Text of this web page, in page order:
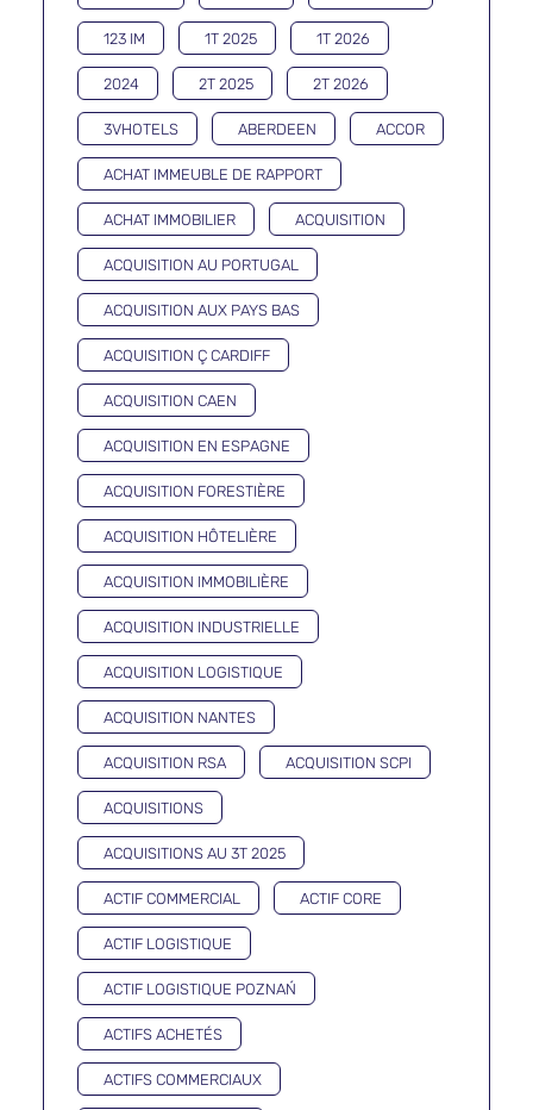
123 IM 1T 2025 1T 2026
2024 2T 2025 2T 2026
3VHOTELS ABERDEEN ACCOR
ACHAT IMMEUBLE DE RAPPORT
ACHAT IMMOBILIER ACQUISITION
ACQUISITION AU PORTUGAL
ACQUISITION AUX PAYS BAS
ACQUISITION Ç CARDIFF
ACQUISITION CAEN
ACQUISITION EN ESPAGNE
ACQUISITION FORESTIÈRE
ACQUISITION HÔTELIÈRE
ACQUISITION IMMOBILIÈRE
ACQUISITION INDUSTRIELLE
ACQUISITION LOGISTIQUE
ACQUISITION NANTES
ACQUISITION RSA ACQUISITION SCPI
ACQUISITIONS
ACQUISITIONS AU 3T 2025
ACTIF COMMERCIAL ACTIF CORE
ACTIF LOGISTIQUE
ACTIF LOGISTIQUE POZNAŃ
ACTIFS ACHETÉS
ACTIFS COMMERCIAUX